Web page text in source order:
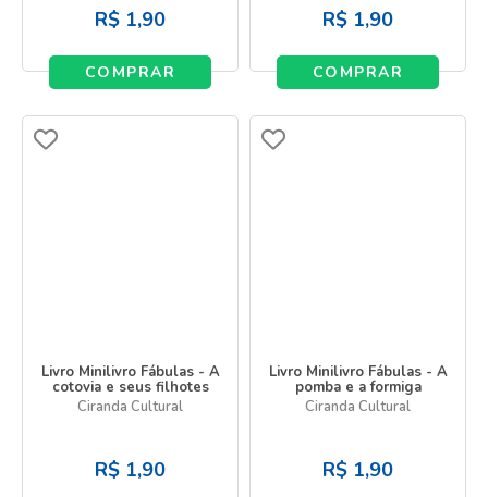
R$ 1,90
COMPRAR
R$ 1,90
COMPRAR
Livro Minilivro Fábulas - A
cotovia e seus filhotes
Ciranda Cultural
R$ 1,90
Livro Minilivro Fábulas - A
pomba e a formiga
Ciranda Cultural
R$ 1,90